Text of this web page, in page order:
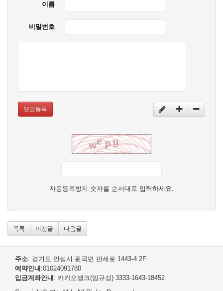
이름
비밀번호
댓글등록
자동등록방지 숫자를 순서대로 입력하세요.
목록 이전글 다음글
주소: 경기도 안성시 원곡면 만세로 1443-4 2F
예약안내 :01024091780
입금계좌안내 : 카카오뱅크(임규성) 3333-1643-18452